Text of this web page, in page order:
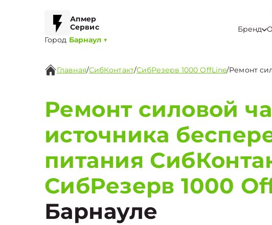
Апмер
Сервис
Город Барнаул ▼
Бренд
Главная/СибКонтакт/СибРезерв 1000 OffLine/Ремонт
Ремонт силовой
источника
питания
СибРезерв 1000
Барнауле